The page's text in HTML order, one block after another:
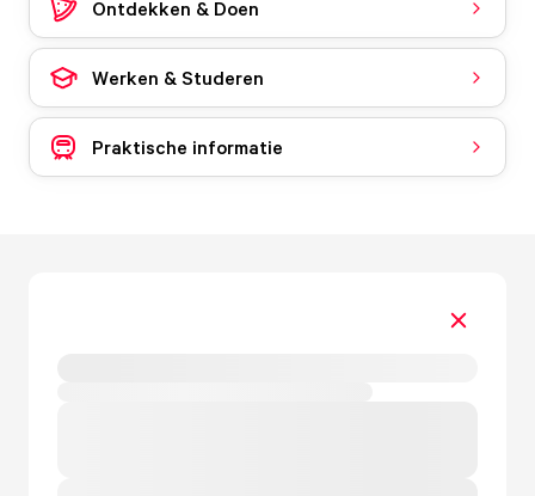
Ontdekken & Doen
Werken & Studeren
Praktische informatie